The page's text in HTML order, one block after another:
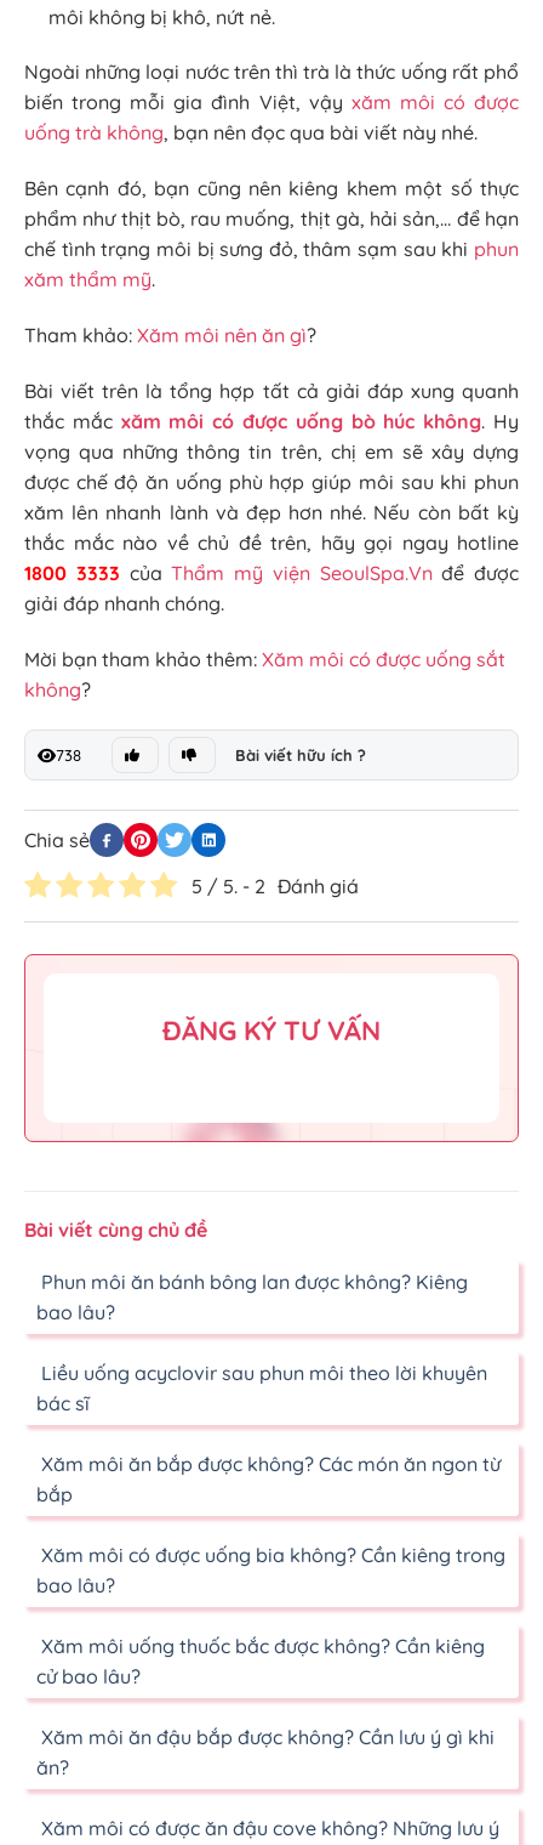
môi không bị khô, nứt nẻ.
Ngoài những loại nước trên thì trà là thức uống rất phổ
biến trong mỗi gia đình Việt, vậy xăm môi có được
uống trà không, bạn nên đọc qua bài viết này nhé.
Bên cạnh đó, bạn cũng nên kiêng khem một số thực
phẩm như thịt bò, rau muống, thịt gà, hải sản,… để hạn
chế tình trạng môi bị sưng đỏ, thâm sạm sau khi phun
xăm thẩm mỹ.
Tham khảo: Xăm môi nên ăn gì?
Bài viết trên là tổng hợp tất cả giải đáp xung quanh
thắc mắc xăm môi có được uống bò húc không. Hy
vọng qua những thông tin trên, chị em sẽ xây dựng
được chế độ ăn uống phù hợp giúp môi sau khi phun
xăm lên nhanh lành và đẹp hơn nhé. Nếu còn bất kỳ
thắc mắc nào về chủ đề trên, hãy gọi ngay hotline
1800 3333 củaThẩm mỹ viện SeoulSpa.Vnđể được
giải đáp nhanh chóng.
Mời bạn tham khảo thêm: Xăm môi có được uống sắt
không?
738 Bài viết hữu ích ?
Chia sẻ
Đánh giá
5 / 5. - 2
ĐĂNG KÝ TƯ VẤN
Bài viết cùng chủ đề
Phun môi ăn bánh bông lan được không? Kiêng
bao lâu?
Liều uống acyclovir sau phun môi theo lời khuyên
bác sĩ
Xăm môi ăn bắp được không? Các món ăn ngon từ
bắp
Xăm môi có được uống bia không? Cần kiêng trong
bao lâu?
Xăm môi uống thuốc bắc được không? Cần kiêng
cử bao lâu?
Xăm môi ăn đậu bắp được không? Cần lưu ý gì khi
ăn?
Xăm môi có được ăn đậu cove không? Những lưu ý